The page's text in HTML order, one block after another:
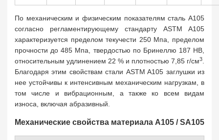
По механическим и физическим показателям сталь A105
согласно регламентирующему стандарту ASTM A105
характеризуется пределом текучести 250 Мпа, пределом
прочности до 485 Мпа, твердостью по Бринеллю 187 HB,
относительным удлинением 22 % и плотностью 7,85 г/см3
Благодаря этим свойствам стали ASTM A105 заглушки из
нее устойчивы к интенсивным механическим нагрузкам, в
том числе и вибрационным, а также ко всем видам
износа, включая абразивный.
Механические свойства материала A105 / SA105